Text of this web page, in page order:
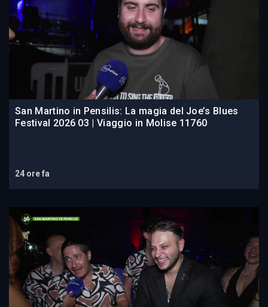
San Martino in Pensilis: La magia del Joe’s Blues
Festival 2026 03 | Viaggio in Molise 11760
24 ore fa